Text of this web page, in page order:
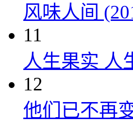
风味人间
11
人生果实 人
12
他们已不再